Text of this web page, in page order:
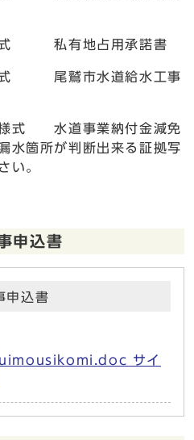
有地占用承諾書
鷲市水道給水工事
道事業納付金減免
箇所が判断出来る証拠写
い。
申込書
申込書
サイ